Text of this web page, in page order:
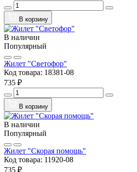
В корзину
В наличии
Популярный
Жилет "Светофор"
Код товара: 18381-08
735 ₽
В корзину
В наличии
Популярный
Жилет "Скорая помощь"
Код товара: 11920-08
735 ₽